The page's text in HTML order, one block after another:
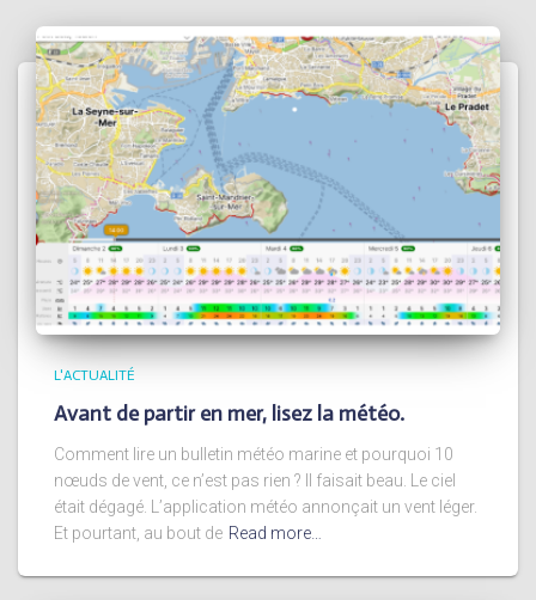
L'ACTUALITÉ
Avant de partir en mer, lisez la météo.
Comment lire un bulletin météo marine et pourquoi 10
nœuds de vent, ce n’est pas rien ? Il faisait beau. Le ciel
était dégagé. L’application météo annonçait un vent léger.
Et pourtant, au bout de Read more…